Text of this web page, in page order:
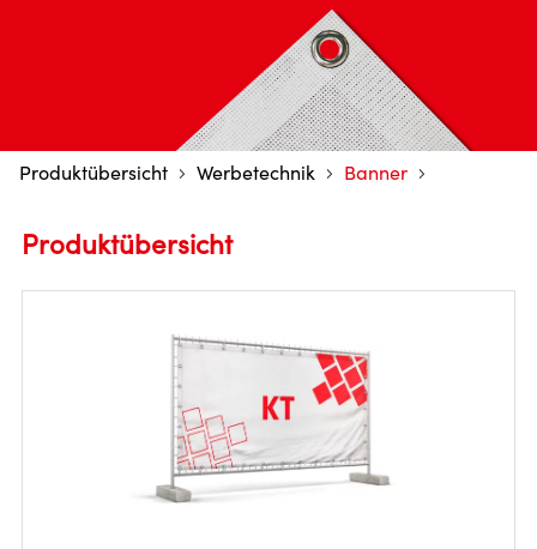
Produktübersicht Werbetechnik Banner
Produktübersicht